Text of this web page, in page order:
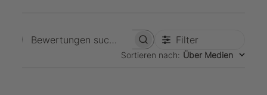
Bewertungen suchenFilter
Sortieren nach: Über Medien